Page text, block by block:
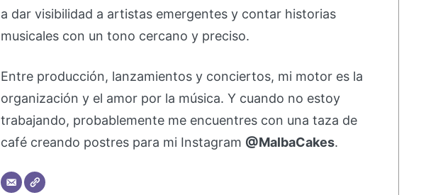
a dar visibilidad a artistas emergentes y contar historias
musicales con un tono cercano y preciso.
Entre producción, lanzamientos y conciertos, mi motor es la
organización y el amor por la música. Y cuando no estoy
trabajando, probablemente me encuentres con una taza de
café creando postres para mi Instagram @MalbaCakes.